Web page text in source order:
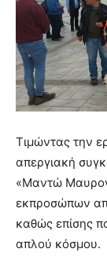
Τιμώντας την
απεργιακή
«Μαντώ
εκπροσώπων
καθώς επίσης
απλού κόσμου.